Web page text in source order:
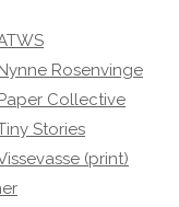
Rosenvinge
Collective
Stories
(print)